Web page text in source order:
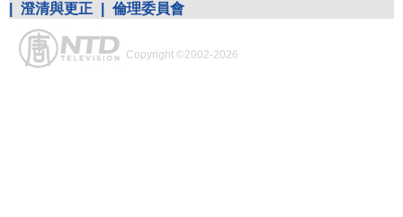
澄清與更正 倫理委員會
Copyright ©2002-2026